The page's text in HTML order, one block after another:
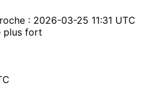
: 2026-03-25 11:31 UTC
plus fort